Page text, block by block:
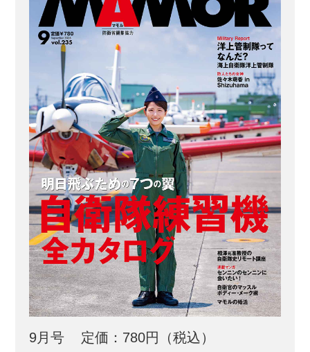
具がずらりと並び、調理を担当する給
養員が休む間もなく立ち働いている。
そのありさまはまさしく戦場、自衛隊
の最前線は基地の中にもあるのだ。
【熊谷基地隊員食堂情報】 喫食数：
最...
9月号 定価：780円（税込）